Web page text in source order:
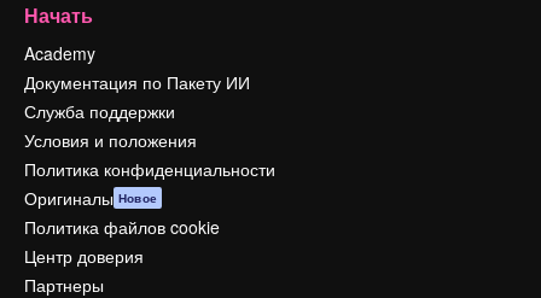
Начать
Academy
Документация по Пакету ИИ
Служба поддержки
Условия и положения
Политика конфиденциальности
Оригиналы Новое
Политика файлов cookie
Центр доверия
Партнеры